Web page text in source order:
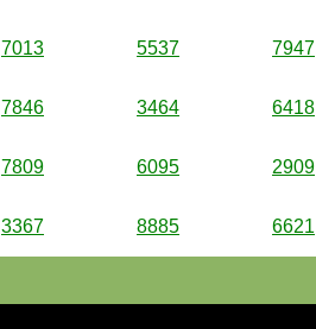
7013 5537 7947
7846 3464 6418
7809 6095 2909
3367 8885 6621